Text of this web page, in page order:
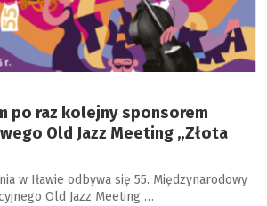
po raz kolejny sponsorem
Old Jazz Meeting „Złota
w Iławie odbywa się 55. Międzynarodowy
Old Jazz Meeting …